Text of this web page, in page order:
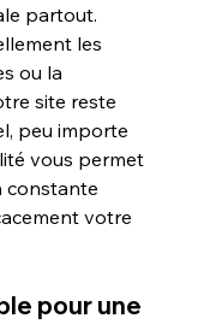
partout.
les
ou la
site reste
peu importe
vous permet
constante
votre
pour une